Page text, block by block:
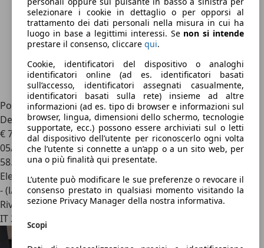
selezionare i cookie in dettaglio o per opporsi al
trattamento dei dati personali nella misura in cui ha
luogo in base a legittimi interessi. Se non si intende
prestare il consenso, cliccare qui.
Cookie, identificatori del dispositivo o analoghi
identificatori online (ad es. identificatori basati
sull’accesso, identificatori assegnati casualmente,
identificatori basati sulla rete) insieme ad altre
informazioni (ad es. tipo di browser e informazioni sul
browser, lingua, dimensioni dello schermo, tecnologie
supportate, ecc.) possono essere archiviati sul o letti
dal dispositivo dell’utente per riconoscerlo ogni volta
che l’utente si connette a un’app o a un sito web, per
una o più finalità qui presentate.
L’utente può modificare le sue preferenze o revocare il
consenso prestato in qualsiasi momento visitando la
sezione Privacy Manager della nostra informativa.
Scopi
Porsche Cayenne Coupe Hybrid 462CV_Sport
Design_BOSE_Surround View_Cerchi 22
€ 77.000
05/2022
58.786 km
Elettrica/Benzina
- (l/100 km)
Rivenditore
IT 22070